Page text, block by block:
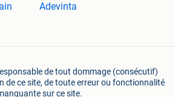
Adevinta
de tout dommage (consécutif)
de ce site, de toute erreur ou fonctionnalité
sur ce site.